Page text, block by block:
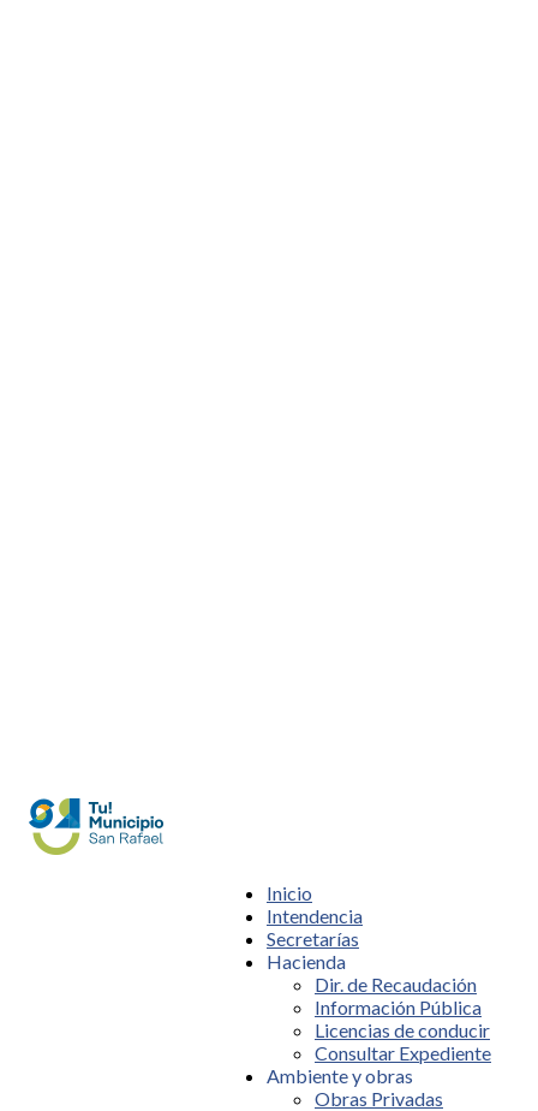
Inicio
Intendencia
Secretarías
Hacienda
Dir. de Recaudación
Información Pública
Licencias de conducir
Consultar Expediente
Ambiente y obras
Obras Privadas